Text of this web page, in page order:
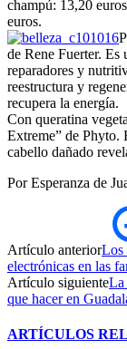
champú: 13,20
euros.
de Rene Fuerter. Es
reparadores y
reestructura y
recupera la energía.
Con queratina
Extreme” de Phyto.
cabello dañado
Por Esperanza de
Artículo anteriorLos
electrónicas en las
Artículo siguienteLa
que hacer en
ARTÍCULOS